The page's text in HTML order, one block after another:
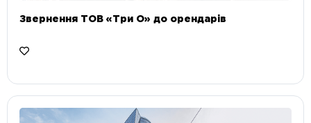
Звернення ТОВ «Три О» до орендарів